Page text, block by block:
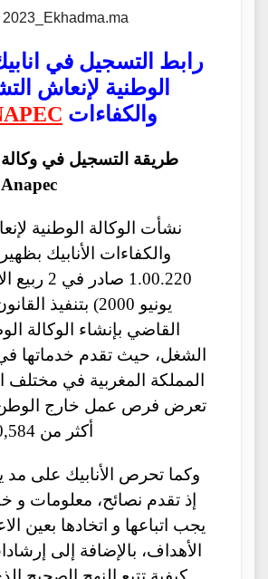
2023_Ekhadma.ma
رابط التسجيل في
الوطنية لإنعاش
والكفاءات
طريقة التسجيل في وكالة
نشأت الوكالة الوطنية
والكفاءات الأنابيك
القاضي بإنشاء الوكالة
الشغل، حيث تقدم خدماتها
المملكة المغربية في مختلف
تعرض فرص عمل خارج
أكثر من 130,584 منخرط.
وكما تحرص الأنابيك على مد
إذ تقدم نصائح، معلومات
يجب اتباعها و اتخادها بعين
الأهداف، بالإضافة إلى